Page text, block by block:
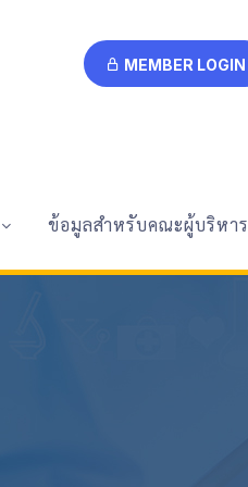
MEMBER LOGIN
ข้อมูลสำหรับคณะผู้บริหาร